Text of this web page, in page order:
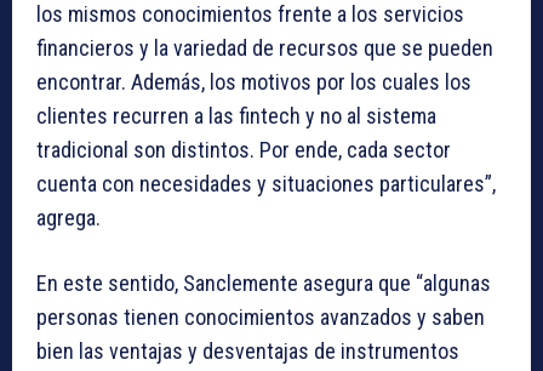
los mismos conocimientos frente a los servicios
financieros y la variedad de recursos que se pueden
encontrar. Además, los motivos por los cuales los
clientes recurren a las fintech y no al sistema
tradicional son distintos. Por ende, cada sector
cuenta con necesidades y situaciones particulares”,
agrega.
En este sentido, Sanclemente asegura que “algunas
personas tienen conocimientos avanzados y saben
bien las ventajas y desventajas de instrumentos